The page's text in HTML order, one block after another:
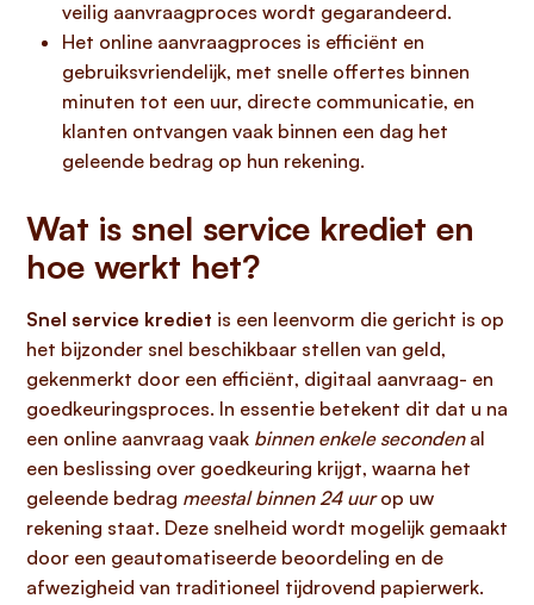
veilig aanvraagproces wordt gegarandeerd.
Het online aanvraagproces is efficiënt en
gebruiksvriendelijk, met snelle offertes binnen
minuten tot een uur, directe communicatie, en
klanten ontvangen vaak binnen een dag het
geleende bedrag op hun rekening.
Wat is snel service krediet en
hoe werkt het?
Snel service krediet is een leenvorm die gericht is op
het bijzonder snel beschikbaar stellen van geld,
gekenmerkt door een efficiënt, digitaal aanvraag- en
goedkeuringsproces. In essentie betekent dit dat u na
een online aanvraag vaak binnen enkele secondenal
een beslissing over goedkeuring krijgt, waarna het
geleende bedrag meestal binnen 24 uurop uw
rekening staat. Deze snelheid wordt mogelijk gemaakt
door een geautomatiseerde beoordeling en de
afwezigheid van traditioneel tijdrovend papierwerk.